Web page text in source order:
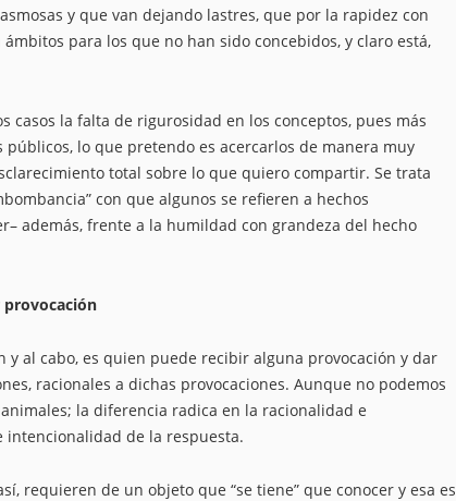
y que van dejando lastres, que por la rapidez con
para los que no han sido concebidos, y claro está,
casos la falta de rigurosidad en los conceptos, pues más
lo que pretendo es acercarlos de manera muy
total sobre lo que quiero compartir. Se trata
con que algunos se refieren a hechos
además, frente a la humildad con grandeza del hecho
provocación
y al cabo, es quien puede recibir alguna provocación y dar
racionales a dichas provocaciones. Aunque no podemos
la diferencia radica en la racionalidad e
intencionalidad de la respuesta.
requieren de un objeto que “se tiene” que conocer y esa es